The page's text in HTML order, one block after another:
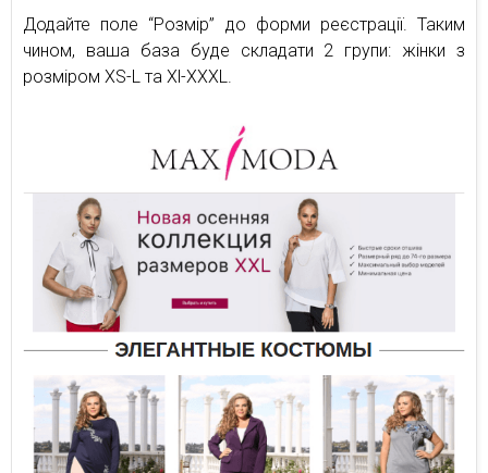
Додайте поле “Розмір” до форми реєстрації. Таким
чином, ваша база буде складати 2 групи: жінки з
розміром XS-L та Xl-XXXL.